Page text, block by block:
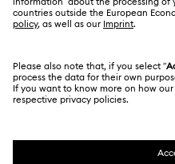
Mapa Web
Kristallwelten
Política De Privacidad
Pie De Imprenta
SWAROVSKI® y el
comerciales